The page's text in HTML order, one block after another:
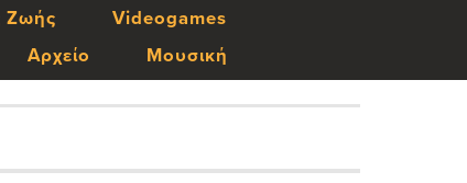
Ζωής
Videogames
Αρχείο Μουσική